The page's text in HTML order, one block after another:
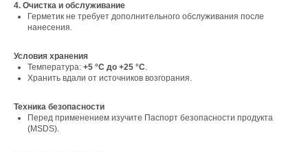
4. Очистка и обслуживание
Герметик не требует дополнительного обслуживания после
нанесения.
Условия хранения
Температура: +5 °С до +25 °С.
Хранить вдали от источников возгорания.
Техника безопасности
Перед применением изучите Паспорт безопасности продукта
(MSDS).
Ломоносовский, ул. Академика Пилюгина, д.
12, к. 1, помещ. 3/1
Офис компании: